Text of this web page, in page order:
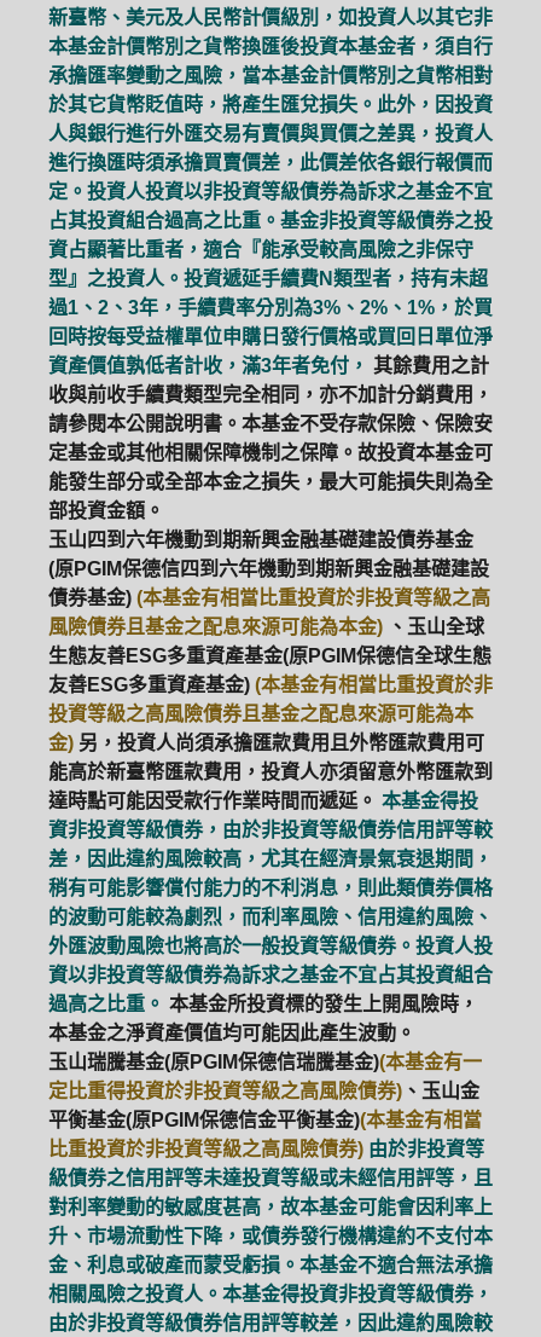
新臺幣、美元及人民幣計價級別，如投資人以其它非
本基金計價幣別之貨幣換匯後投資本基金者，須自行
承擔匯率變動之風險，當本基金計價幣別之貨幣相對
於其它貨幣貶值時，將產生匯兌損失。此外，因投資
人與銀行進行外匯交易有賣價與買價之差異，投資人
進行換匯時須承擔買賣價差，此價差依各銀行報價而
定。投資人投資以非投資等級債券為訴求之基金不宜
占其投資組合過高之比重。基金非投資等級債券之投
資占顯著比重者，適合『能承受較高風險之非保守
型』之投資人。投資遞延手續費N類型者，持有未超
過1、2、3年，手續費率分別為3%、2%、1%，於買
回時按每受益權單位申購日發行價格或買回日單位淨
資產價值孰低者計收，滿3年者免付， 其餘費用之計
收與前收手續費類型完全相同，亦不加計分銷費用，
請參閱本公開說明書。本基金不受存款保險、保險安
定基金或其他相關保障機制之保障。故投資本基金可
能發生部分或全部本金之損失，最大可能損失則為全
部投資金額。
玉山四到六年機動到期新興金融基礎建設債券基金
(原PGIM保德信四到六年機動到期新興金融基礎建設
債券基金) (本基金有相當比重投資於非投資等級之高
風險債券且基金之配息來源可能為本金) 、玉山全球
生態友善ESG多重資產基金(原PGIM保德信全球生態
友善ESG多重資產基金) (本基金有相當比重投資於非
投資等級之高風險債券且基金之配息來源可能為本
金) 另，投資人尚須承擔匯款費用且外幣匯款費用可
能高於新臺幣匯款費用，投資人亦須留意外幣匯款到
達時點可能因受款行作業時間而遞延。 本基金得投
資非投資等級債券，由於非投資等級債券信用評等較
差，因此違約風險較高，尤其在經濟景氣衰退期間，
稍有可能影響償付能力的不利消息，則此類債券價格
的波動可能較為劇烈，而利率風險、信用違約風險、
外匯波動風險也將高於一般投資等級債券。投資人投
資以非投資等級債券為訴求之基金不宜占其投資組合
過高之比重。 本基金所投資標的發生上開風險時，
本基金之淨資產價值均可能因此產生波動。
玉山瑞騰基金(原PGIM保德信瑞騰基金)(本基金有一
定比重得投資於非投資等級之高風險債券) 、玉山金
平衡基金(原PGIM保德信金平衡基金)(本基金有相當
比重投資於非投資等級之高風險債券) 由於非投資等
級債券之信用評等未達投資等級或未經信用評等，且
對利率變動的敏感度甚高，故本基金可能會因利率上
升、市場流動性下降，或債券發行機構違約不支付本
金、利息或破產而蒙受虧損。本基金不適合無法承擔
相關風險之投資人。本基金得投資非投資等級債券，
由於非投資等級債券信用評等較差，因此違約風險較